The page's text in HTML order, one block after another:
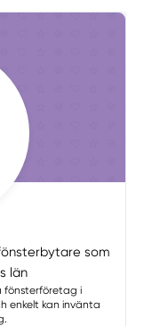
som
län
fönsterföretag i
enkelt kan invänta